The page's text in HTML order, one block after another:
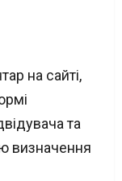
на сайті,
та
визначення